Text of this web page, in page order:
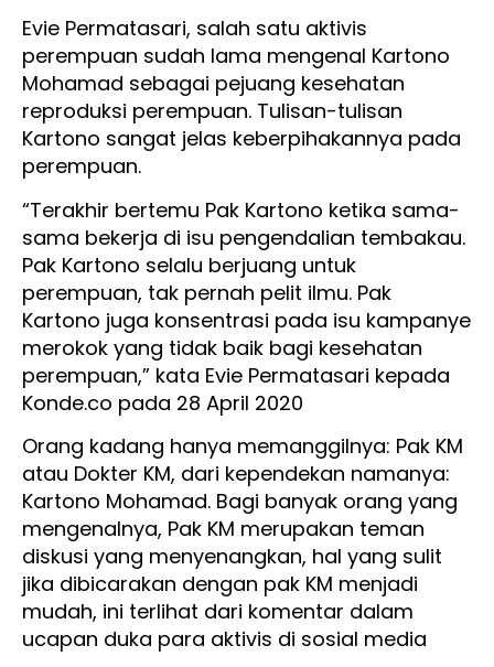
Evie Permatasari, salah satu aktivis
perempuan sudah lama mengenal Kartono
Mohamad sebagai pejuang kesehatan
reproduksi perempuan. Tulisan-tulisan
Kartono sangat jelas keberpihakannya pada
perempuan.
“Terakhir bertemu Pak Kartono ketika sama-
sama bekerja di isu pengendalian tembakau.
Pak Kartono selalu berjuang untuk
perempuan, tak pernah pelit ilmu. Pak
Kartono juga konsentrasi pada isu kampanye
merokok yang tidak baik bagi kesehatan
perempuan,” kata Evie Permatasari kepada
Konde.co pada 28 April 2020
Orang kadang hanya memanggilnya: Pak KM
atau Dokter KM, dari kependekan namanya:
Kartono Mohamad. Bagi banyak orang yang
mengenalnya, Pak KM merupakan teman
diskusi yang menyenangkan, hal yang sulit
jika dibicarakan dengan pak KM menjadi
mudah, ini terlihat dari komentar dalam
ucapan duka para aktivis di sosial media